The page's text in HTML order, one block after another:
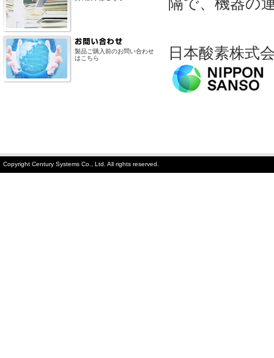
日本酸素株
製品ご購入前のお問い合わせ
はこちら
Copyright Century Systems Co., Ltd. All rights reserved.